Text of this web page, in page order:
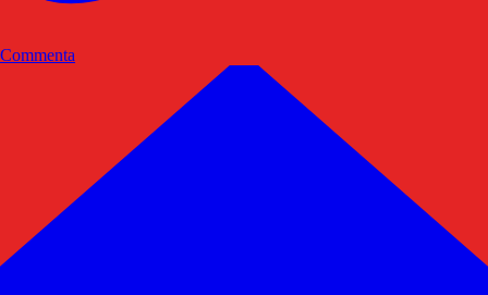
Commenta